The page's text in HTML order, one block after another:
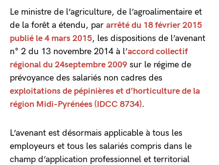
Le ministre de l’agriculture, de l’agroalimentaire et
de la forêt a étendu, par arrêté du 18 février 2015
publié le 4 mars 2015, les dispositions de l’avenant
n° 2 du 13 novembre 2014 à l’accord collectif
régional du 24septembre 2009 sur le régime de
prévoyance des salariés non cadres des
exploitations de pépinières et d’horticulture de la
région Midi-Pyrénées (IDCC 8734).
L’avenant est désormais applicable à tous les
employeurs et tous les salariés compris dans le
champ d’application professionnel et territorial